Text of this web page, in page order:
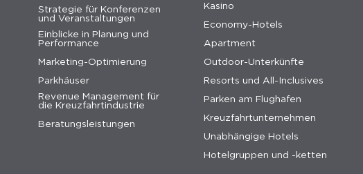
Strategie für Konferenzen
und Veranstaltungen
Einblicke in Planung und
Performance
Marketing-Optimierung
Parkhäuser
Revenue Management für
die Kreuzfahrtindustrie
Beratungsleistungen
Kasino
Economy-Hotels
Apartment
Outdoor-Unterkünfte
Resorts und All-Inclusives
Parken am Flughafen
Kreuzfahrtunternehmen
Unabhängige Hotels
Hotelgruppen und -ketten